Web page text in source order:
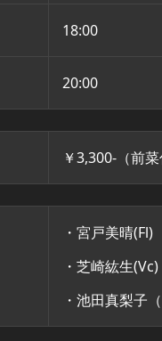
18:00
20:00
￥3,300-（前菜
・宮戸美晴(Fl)
・芝崎紘生(Vc)
・池田真梨子（